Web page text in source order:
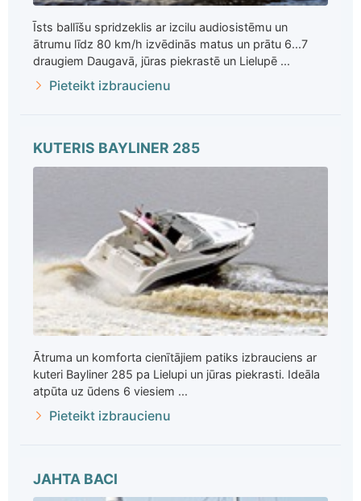
Īsts ballīšu spridzeklis ar izcilu audiosistēmu un
ātrumu līdz 80 km/h izvēdinās matus un prātu 6...7
draugiem Daugavā, jūras piekrastē un Lielupē ...
Pieteikt izbraucienu
KUTERIS BAYLINER 285
Ātruma un komforta cienītājiem patiks izbrauciens ar
kuteri Bayliner 285 pa Lielupi un jūras piekrasti. Ideāla
atpūta uz ūdens 6 viesiem ...
Pieteikt izbraucienu
JAHTA BACI